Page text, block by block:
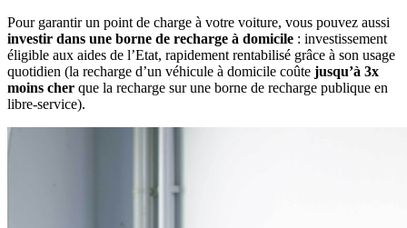
Pour garantir un point de charge à votre voiture, vous pouvez aussi
investir dans une borne de recharge à domicile : investissement
éligible aux aides de l’Etat, rapidement rentabilisé grâce à son usage
quotidien (la recharge d’un véhicule à domicile coûte jusqu’à 3x
moins cher que la recharge sur une borne de recharge publique en
libre-service).